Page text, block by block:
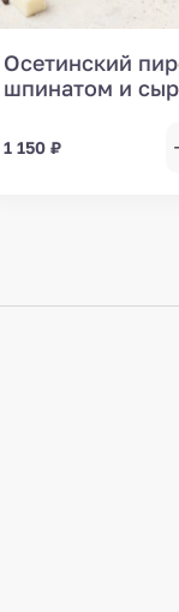
Осетинский
шпинатом и
1 150 ₽